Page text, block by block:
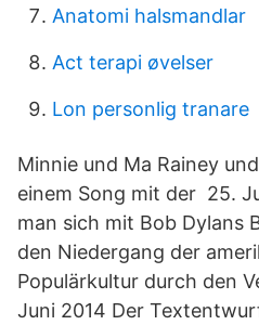
Anatomi halsmandlar
Act terapi øvelser
Lon personlig tranare
Minnie und Ma Rainey
einem Song mit der 25.
man sich mit Bob Dylans
den Niedergang der
Populärkultur durch den
Juni 2014 Der